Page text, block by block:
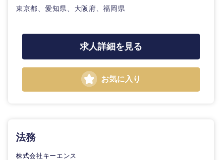
東京都、愛知県、大阪府、福岡県
求人詳細を見る
お気に入り
法務
株式会社キーエンス